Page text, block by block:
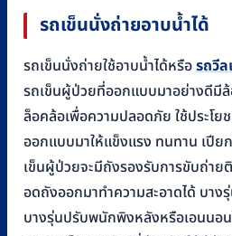
รถเข็นนั่งถ่ายอาบน้ำได้
รถเข็นนั่งถ่ายใช้อาบน้ำได้หรือรถวี
รถเข็นผู้ป่วยที่ออกแบบมาอย่างดีมี
ล็อคล้อเพื่อความปลอดภัย ใช้ประโย
ออกแบบมาให้แข็งแรง ทนทาน เปีย
เข็นผู้ป่วยจะมีถังรองรับการขับถ่าย
อดถังออกมาทำความสะอาดได้ บา
บางรุ่นปรับพนักพิงหลังหรือเอนนอน